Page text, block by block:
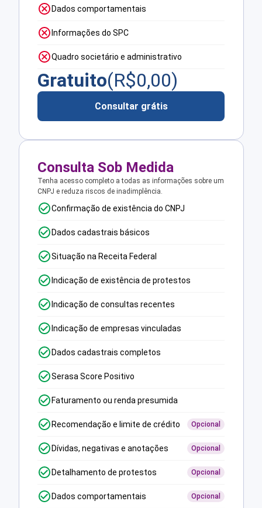
Dados comportamentais
Informações do SPC
Quadro societário e administrativo
Gratuito(R$0,00)
Consultar grátis
Consulta Sob Medida
Tenha acesso completo a todas as informações sobre um
CNPJ e reduza riscos de inadimplência.
Confirmação de existência do CNPJ
Dados cadastrais básicos
Situação na Receita Federal
Indicação de existência de protestos
Indicação de consultas recentes
Indicação de empresas vinculadas
Dados cadastrais completos
Serasa Score Positivo
Faturamento ou renda presumida
Recomendação e limite de crédito Opcional
Dívidas, negativas e anotações Opcional
Detalhamento de protestos Opcional
Dados comportamentais Opcional